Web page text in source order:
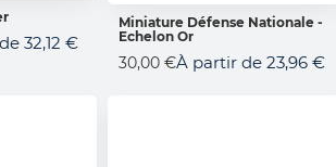
32,12 € AJOUTER AU PANIER
Miniature Défense Nationale -
Echelon Or
30,00 €À partir de 23,96 €